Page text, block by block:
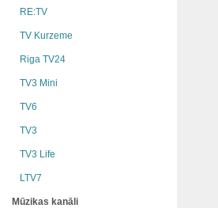
RE:TV
TV Kurzeme
Riga TV24
TV3 Mini
TV6
TV3
TV3 Life
LTV7
Mūzikas kanāli